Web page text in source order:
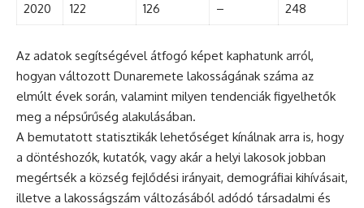
2020 122 126 – 248
Az adatok segítségével átfogó képet kaphatunk arról,
hogyan változott Dunaremete lakosságának száma az
elmúlt évek során, valamint milyen tendenciák figyelhetők
meg a népsűrűség alakulásában.
A bemutatott statisztikák lehetőséget kínálnak arra is, hogy
a döntéshozók, kutatók, vagy akár a helyi lakosok jobban
megértsék a község fejlődési irányait, demográfiai kihívásait,
illetve a lakosságszám változásából adódó társadalmi és